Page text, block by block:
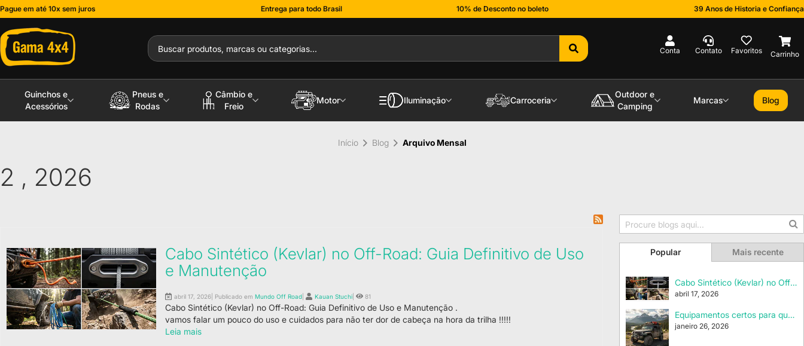
Pague em até 10x sem juros Entrega para todo Brasil 10% de Desconto no boleto
39 Anos de Historia e Confiança
Guinchos e
Acessórios
Pneus e
Rodas
Câmbio e
Freio
Motor Iluminação Carroceria
Outdoor e
Camping
Marcas Blog
Início Blog Arquivo Mensal
2 , 2026
Cabo Sintético (Kevlar) no Off-Road: Guia Definitivo de Uso
e Manutenção
abril 17, 2026| Publicado em Mundo Off Road Kauan Stuchi 81
Cabo Sintético (Kevlar) no Off-Road: Guia Definitivo de Uso e Manutenção .
vamos falar um pouco do uso e cuidados para não ter dor de cabeça na hora da trilha !!!!!
Leia mais
Popular
Cabo Sintético (Kevlar) no Off-Road: Guia Definitivo de Uso e Manutenção
abril 17, 2026
Equipamentos certos para quem vive fora do asfalto
janeiro 26, 2026
Mais recente